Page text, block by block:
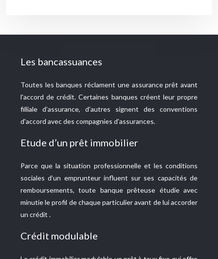
Les bancassuances
Toutes les banques réclament une assurance prêt avant
l'accord de crédit. Certaines banques créent leur propre
filliale d’assurance, d'autres signent des conventions
d'accord avec des compagnies d'assurances.
Etude d’un prêt immobilier
Parce que la situation professionnelle et les conditions
sociales d’un emprunteur influent sur ses capacités de
remboursements, toute banque prêteuse étudie avec
minutie le profil de chaque particulier avant de lui accorder
un crédit .
Crédit modulable